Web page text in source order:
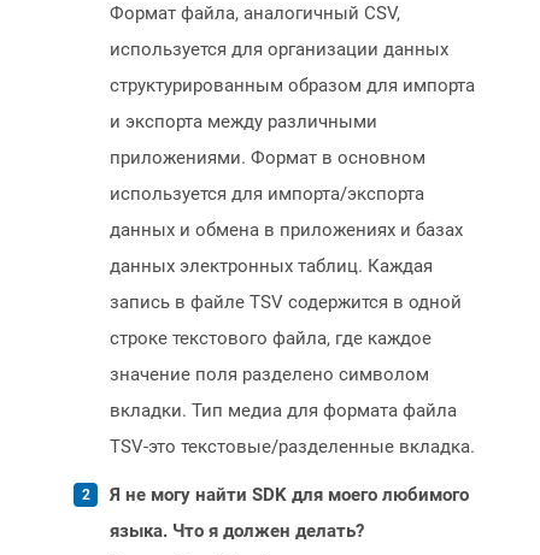
Формат файла, аналогичный CSV,
используется для организации данных
структурированным образом для импорта
и экспорта между различными
приложениями. Формат в основном
используется для импорта/экспорта
данных и обмена в приложениях и базах
данных электронных таблиц. Каждая
запись в файле TSV содержится в одной
строке текстового файла, где каждое
значение поля разделено символом
вкладки. Тип медиа для формата файла
TSV-это текстовые/разделенные вкладка.
Я не могу найти SDK для моего любимого
языка. Что я должен делать?